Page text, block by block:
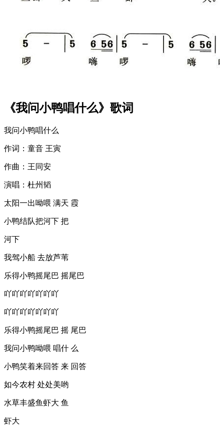
《我问小鸭唱什么》歌词
我问小鸭唱什么
作词：童音 王寅
作曲：王同安
演唱：杜州韬
太阳一出呦喂 满天 霞
小鸭结队把河下 把
河下
我驾小船 去放芦苇
乐得小鸭摇尾巴 摇尾巴
吖吖吖吖吖吖吖
吖吖吖吖吖吖吖
乐得小鸭摇尾巴 摇 尾巴
我问小鸭呦喂 唱什 么
小鸭笑着来回答 来 回答
如今农村 处处美哟
水草丰盛鱼虾大 鱼
虾大